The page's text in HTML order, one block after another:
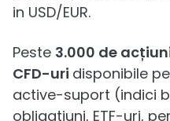
in USD/EUR.
Peste 3.000 de
CFD-uri disponibile
active-suport (indici
obligațiuni, ETF-uri,